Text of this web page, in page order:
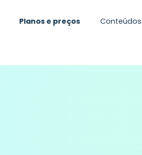
Planos e preços Conteúdos